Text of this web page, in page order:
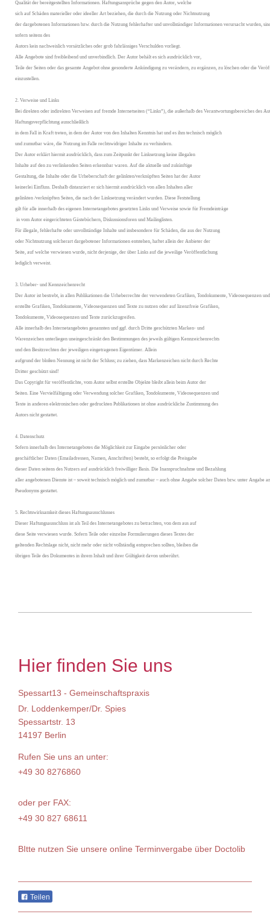
Qualität der bereitgestellten Informationen. Haftungsansprüche gegen den Autor, welche
sich auf Schäden materieller oder ideeller Art beziehen, die durch die Nutzung oder Nichtnutzung
der dargebotenen Informationen bzw. durch die Nutzung fehlerhafter und unvollständiger Informationen verursacht wurden,
sofern seitens des
Autors kein nachweislich vorsätzliches oder grob fahrlässiges Verschulden vorliegt.
Alle Angebote sind freibleibend und unverbindlich. Der Autor behält es sich ausdrücklich vor,
Teile der Seiten oder das gesamte Angebot ohne gesonderte Ankündigung zu verändern, zu ergänzen, zu löschen oder die
einzustellen.
2. Verweise und Links
Bei direkten oder indirekten Verweisen auf fremde Internetseiten (“Links”), die außerhalb des Verantwortungsbereiches des
Haftungsverpflichtung ausschließlich
in dem Fall in Kraft treten, in dem der Autor von den Inhalten Kenntnis hat und es ihm technisch möglich
und zumutbar wäre, die Nutzung im Falle rechtswidriger Inhalte zu verhindern.
Der Autor erklärt hiermit ausdrücklich, dass zum Zeitpunkt der Linksetzung keine illegalen
Inhalte auf den zu verlinkenden Seiten erkennbar waren. Auf die aktuelle und zukünftige
Gestaltung, die Inhalte oder die Urheberschaft der gelinkten/verknüpften Seiten hat der Autor
keinerlei Einfluss. Deshalb distanziert er sich hiermit ausdrücklich von allen Inhalten aller
gelinkten /verknüpften Seiten, die nach der Linksetzung verändert wurden. Diese Feststellung
gilt für alle innerhalb des eigenen Internetangebotes gesetzten Links und Verweise sowie für Fremdeinträge
in vom Autor eingerichteten Gästebüchern, Diskussionsforen und Mailinglisten.
Für illegale, fehlerhafte oder unvollständige Inhalte und insbesondere für Schäden, die aus der Nutzung
oder Nichtnutzung solcherart dargebotener Informationen entstehen, haftet allein der Anbieter der
Seite, auf welche verwiesen wurde, nicht derjenige, der über Links auf die jeweilige Veröffentlichung
lediglich verweist.
3. Urheber- und Kennzeichenrecht
Der Autor ist bestrebt, in allen Publikationen die Urheberrechte der verwendeten Grafiken, Tondokumente, Videosequenzen
erstellte Grafiken, Tondokumente, Videosequenzen und Texte zu nutzen oder auf lizenzfreie Grafiken,
Tondokumente, Videosequenzen und Texte zurückzugreifen.
Alle innerhalb des Internetangebotes genannten und ggf. durch Dritte geschützten Marken- und
Warenzeichen unterliegen uneingeschränkt den Bestimmungen des jeweils gültigen Kennzeichenrechts
und den Besitzrechten der jeweiligen eingetragenen Eigentümer. Allein
aufgrund der bloßen Nennung ist nicht der Schluss; zu ziehen, dass Markenzeichen nicht durch Rechte
Dritter geschützt sind!
Das Copyright für veröffentlichte, vom Autor selbst erstellte Objekte bleibt allein beim Autor der
Seiten. Eine Vervielfältigung oder Verwendung solcher Grafiken, Tondokumente, Videosequenzen und
Texte in anderen elektronischen oder gedruckten Publikationen ist ohne ausdrückliche Zustimmung des
Autors nicht gestattet.
4. Datenschutz
Sofern innerhalb des Internetangebotes die Möglichkeit zur Eingabe persönlicher oder
geschäftlicher Daten (Emailadressen, Namen, Anschriften) besteht, so erfolgt die Preisgabe
dieser Daten seitens des Nutzers auf ausdrücklich freiwilliger Basis. Die Inanspruchnahme und Bezahlung
aller angebotenen Dienste ist – soweit technisch möglich und zumutbar – auch ohne Angabe solcher Daten bzw. unter Angabe
Pseudonyms gestattet.
5. Rechtswirksamkeit dieses Haftungsausschlusses
Dieser Haftungsausschluss ist als Teil des Internetangebotes zu betrachten, von dem aus auf
diese Seite verwiesen wurde. Sofern Teile oder einzelne Formulierungen dieses Textes der
geltenden Rechtslage nicht, nicht mehr oder nicht vollständig entsprechen sollten, bleiben die
übrigen Teile des Dokumentes in ihrem Inhalt und ihrer Gültigkeit davon unberührt.
Hier finden Sie uns
Spessart13 - Gemeinschaftspraxis
Dr. Loddenkemper/Dr. Spies
Spessartstr. 13
14197 Berlin
Rufen Sie uns an unter:
+49 30 8276860
oder per FAX:
+49 30 827 68611
BItte nutzen Sie unsere online Terminvergabe über Doctolib
Teilen